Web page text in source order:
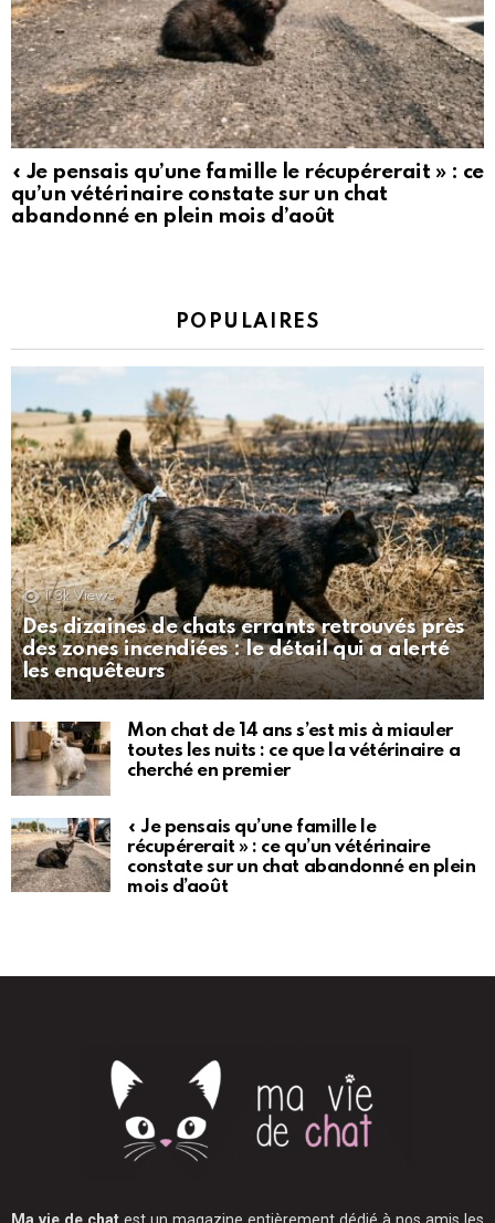
« Je pensais qu’une famille le récupérerait » : ce
qu’un vétérinaire constate sur un chat
abandonné en plein mois d’août
POPULAIRES
1.3k Views
Des dizaines de chats errants retrouvés près
des zones incendiées : le détail qui a alerté
les enquêteurs
Mon chat de 14 ans s’est mis à miauler
toutes les nuits : ce que la vétérinaire a
cherché en premier
« Je pensais qu’une famille le
récupérerait » : ce qu’un vétérinaire
constate sur un chat abandonné en plein
mois d’août